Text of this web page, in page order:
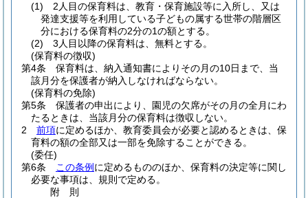
(1)
2人目の保育料は、教育・保育施設等に入所し、又は
発達支援等を利用している子どもの属する世帯の階層区
分における保育料の2分の1の額とする。
(2)
3人目以降の保育料は、無料とする。
(保育料の徴収)
第4条
保育料は、納入通知書によりその月の10日まで、当
該月分を保護者が納入しなければならない。
(保育料の免除)
第5条
保護者の申出により、園児の欠席がその月の全月にわ
たるときは、当該月分の保育料は徴収しない。
2
前項に定めるほか、教育委員会が必要と認めるときは、保
育料の額の全部又は一部を免除することができる。
(委任)
第6条
この条例 に定めるもののほか、保育料の決定等に関し
必要な事項は、規則で定める。
附 則